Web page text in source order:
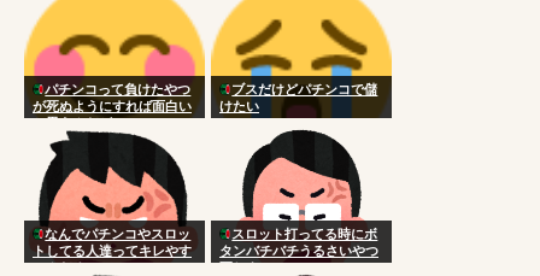
パチンコって負けたやつ
が死ぬようにすれば面白い
と思うんだが
ブスだけどパチンコで儲
けたい
なんでパチンコやスロッ
トしてる人達ってキレやす
いんだろ
スロット打ってる時にボ
タンバチバチうるさいやつ
死ねよ